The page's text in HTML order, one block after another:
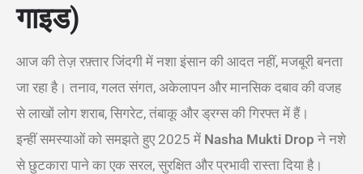
गाइड)
आज की तेज़ रफ़्तार जिंदगी में नशा इंसान की आदत नहीं, मजबूरी बनता
जा रहा है। तनाव, गलत संगत, अकेलापन और मानसिक दबाव की वजह
से लाखों लोग शराब, सिगरेट, तंबाकू और ड्रग्स की गिरफ्त में हैं।
इन्हीं समस्याओं को समझते हुए 2025 में Nasha Mukti Drop ने नशे
से छुटकारा पाने का एक सरल, सुरक्षित और प्रभावी रास्ता दिया है।